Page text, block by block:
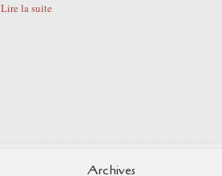
Lire la suite
Archives